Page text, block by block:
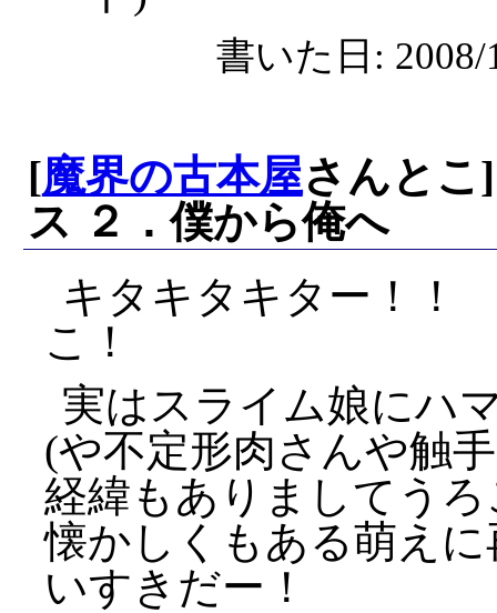
書いた日: 2008/
[魔界の古本屋さんとこ
ス ２．僕から俺へ
キタキタキター！
こ！
実はスライム娘にハ
(や不定形肉さんや触
経緯もありましてう
懐かしくもある萌え
いすきだー！